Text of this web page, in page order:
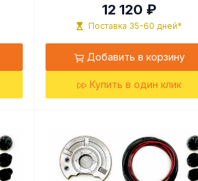
12 120 ₽
Поставка 35-60 дней*
Добавить в корзину
Купить в один клик